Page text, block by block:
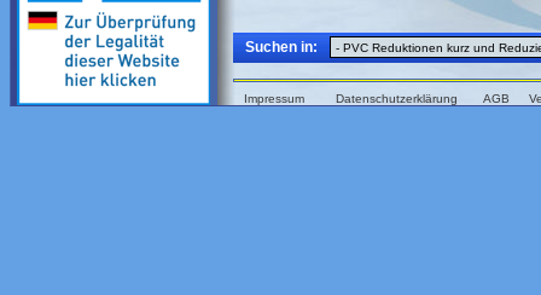
Suchen in:
Impressum Datenschutzerklärung AGB